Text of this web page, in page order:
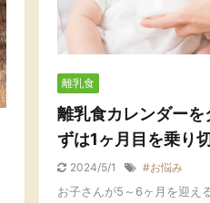
離乳食
離乳食カレンダーを
ずは1ヶ月目を乗り
2024/5/1 #お悩み
お子さんが5～6ヶ月を迎え